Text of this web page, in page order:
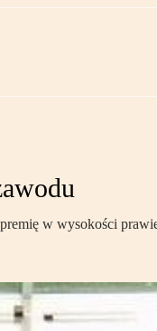
w wysokości